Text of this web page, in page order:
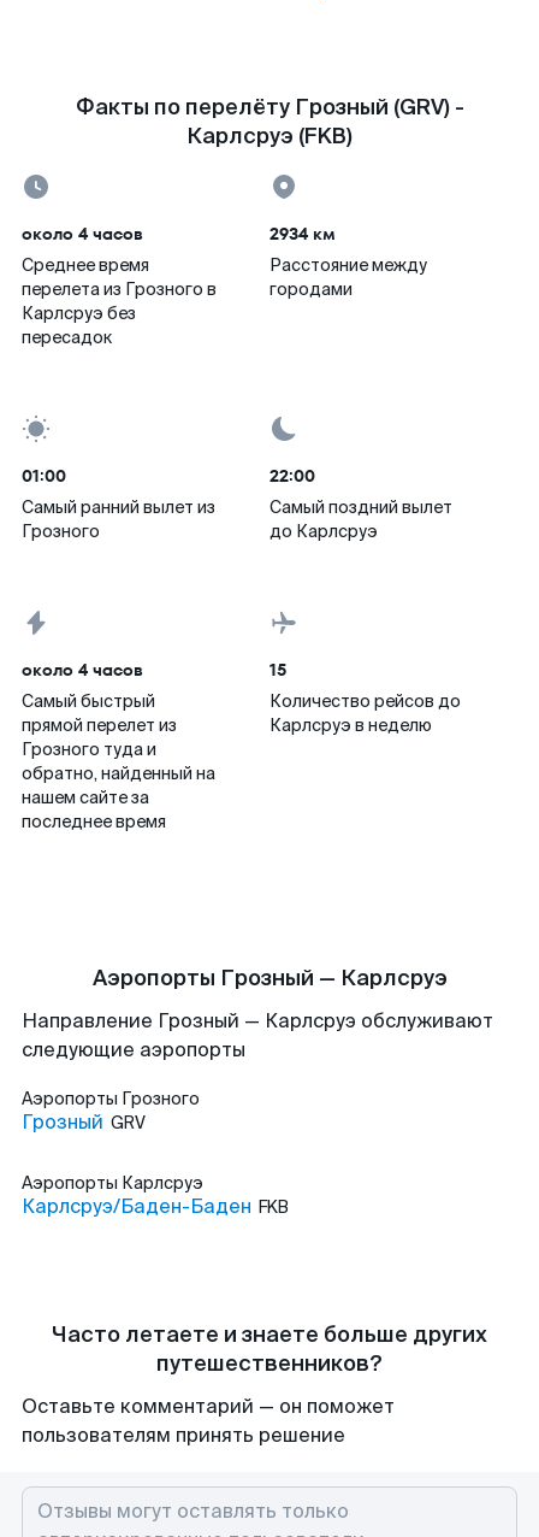
Факты по перелёту Грозный (GRV) -
Карлсруэ (FKB)
около 4 часов
Среднее время
перелета из Грозного в
Карлсруэ без
пересадок
2934 км
Расстояние между
городами
01:00
Самый ранний вылет из
Грозного
22:00
Самый поздний вылет
до Карлсруэ
около 4 часов
Самый быстрый
прямой перелет из
Грозного туда и
обратно, найденный на
нашем сайте за
последнее время
15
Количество рейсов до
Карлсруэ в неделю
Аэропорты Грозный — Карлсруэ
Направление Грозный — Карлсруэ обслуживают
следующие аэропорты
Аэропорты Грозного
Грозный GRV
Аэропорты Карлсруэ
Карлсруэ/Баден-Баден FKB
Часто летаете и знаете больше других
путешественников?
Оставьте комментарий — он поможет
пользователям принять решение